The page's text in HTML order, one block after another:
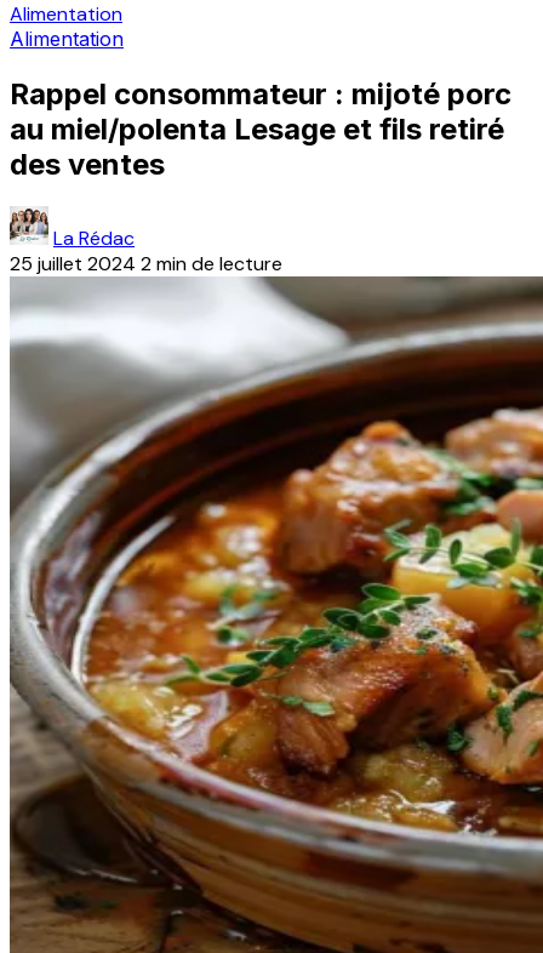
Alimentation
Alimentation
Rappel consommateur : mijoté porc
au miel/polenta Lesage et fils retiré
des ventes
La Rédac
25 juillet 2024 2 min de lecture